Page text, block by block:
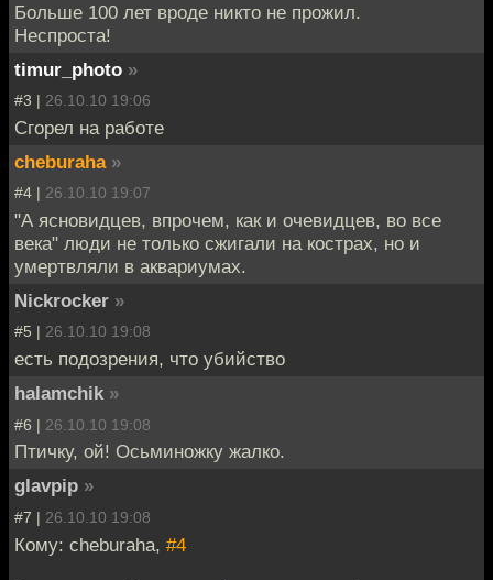
Больше 100 лет вроде никто не прожил.
Неспроста!
timur_photo »
#3 | 26.10.10 19:06
Сгорел на работе
cheburaha »
#4 | 26.10.10 19:07
"А ясновидцев, впрочем, как и очевидцев, во все
века" люди не только сжигали на кострах, но и
умертвляли в аквариумах.
Nickrocker »
#5 | 26.10.10 19:08
есть подозрения, что убийство
halamchik »
#6 | 26.10.10 19:08
Птичку, ой! Осьминожку жалко.
glavpip »
#7 | 26.10.10 19:08
Кому: cheburaha, #4